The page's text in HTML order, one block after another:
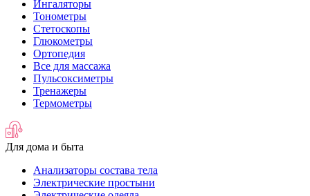
Ингаляторы
Тонометры
Стетоскопы
Глюкометры
Ортопедия
Все для массажа
Пульсоксиметры
Тренажеры
Термометры
Для дома и быта
Анализаторы состава тела
Электрические простыни